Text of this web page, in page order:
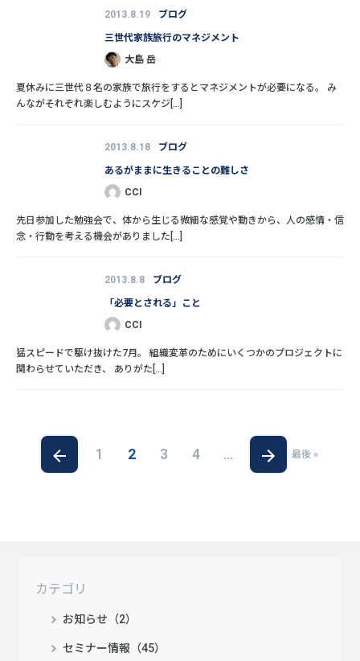
2013.8.19 ブログ
三世代家族旅行のマネジメント
大島 岳
夏休みに三世代８名の家族で旅行をするとマネジメントが必要になる。 み
んながそれぞれ楽しむようにスケジ[...]
2013.8.18 ブログ
あるがままに生きることの難しさ
CCI
先日参加した勉強会で、体から生じる微細な感覚や動きから、人の感情・信
念・行動を考える機会がありました[...]
2013.8.8 ブログ
「必要とされる」こと
CCI
猛スピードで駆け抜けた7月。 組織変革のためにいくつかのプロジェクトに
関わらせていただき、 ありがた[...]
1 2 3 4 ... 最後 »
カテゴリ
お知らせ（2）
セミナー情報（45）